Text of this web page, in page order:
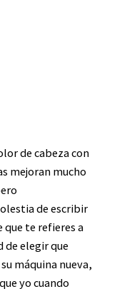
de cabeza con
mejoran mucho
de escribir
que te refieres a
de elegir que
máquina nueva,
yo cuando